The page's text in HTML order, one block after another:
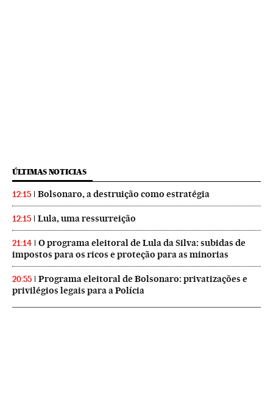
ÚLTIMAS NOTICIAS
12:15 Bolsonaro, a destruição como estratégia
12:15 Lula, uma ressurreição
21:14
O programa eleitoral de Lula da Silva: subidas de
impostos para os ricos e proteção para as minorias
20:55
Programa eleitoral de Bolsonaro: privatizações e
privilégios legais para a Polícia